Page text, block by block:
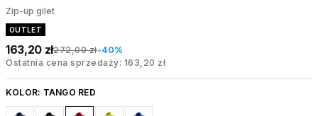
Zip-up gilet
OUTLET
163,20 zł272,00 zł-40%
Ostatnia cena sprzedaży: 163,20 zł
KOLOR: TANGO RED